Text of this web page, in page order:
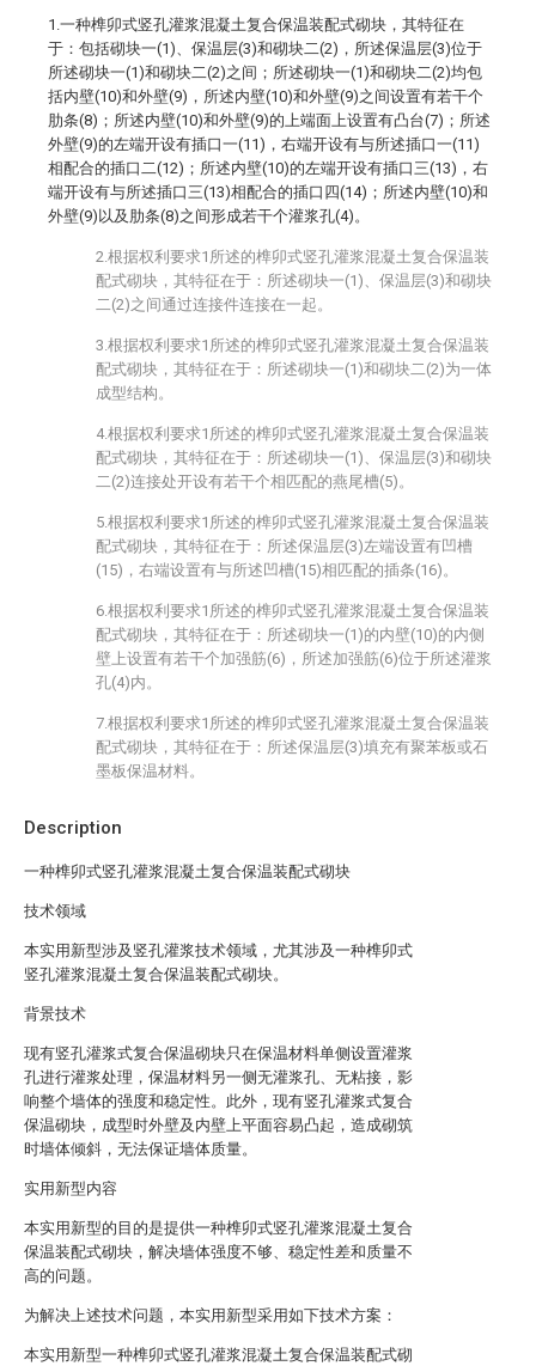
Description
一种榫卯式竖孔灌浆混凝土复合保温装配式砌块
技术领域
本实用新型涉及竖孔灌浆技术领域，尤其涉及一种榫卯式
竖孔灌浆混凝土复合保温装配式砌块。
背景技术
现有竖孔灌浆式复合保温砌块只在保温材料单侧设置灌浆
孔进行灌浆处理，保温材料另一侧无灌浆孔、无粘接，影
响整个墙体的强度和稳定性。此外，现有竖孔灌浆式复合
保温砌块，成型时外壁及内壁上平面容易凸起，造成砌筑
时墙体倾斜，无法保证墙体质量。
实用新型内容
本实用新型的目的是提供一种榫卯式竖孔灌浆混凝土复合
保温装配式砌块，解决墙体强度不够、稳定性差和质量不
高的问题。
为解决上述技术问题，本实用新型采用如下技术方案：
本实用新型一种榫卯式竖孔灌浆混凝土复合保温装配式砌
1.一种榫卯式竖孔灌浆混凝土复合保温装配式砌块，其特征在
于：包括砌块一(1)、保温层(3)和砌块二(2)，所述保温层(3)位于
所述砌块一(1)和砌块二(2)之间；所述砌块一(1)和砌块二(2)均包
括内壁(10)和外壁(9)，所述内壁(10)和外壁(9)之间设置有若干个
肋条(8)；所述内壁(10)和外壁(9)的上端面上设置有凸台(7)；所述
外壁(9)的左端开设有插口一(11)，右端开设有与所述插口一(11)
相配合的插口二(12)；所述内壁(10)的左端开设有插口三(13)，右
端开设有与所述插口三(13)相配合的插口四(14)；所述内壁(10)和
外壁(9)以及肋条(8)之间形成若干个灌浆孔(4)。
2.根据权利要求1所述的榫卯式竖孔灌浆混凝土复合保温装
配式砌块，其特征在于：所述砌块一(1)、保温层(3)和砌块
二(2)之间通过连接件连接在一起。
3.根据权利要求1所述的榫卯式竖孔灌浆混凝土复合保温装
配式砌块，其特征在于：所述砌块一(1)和砌块二(2)为一体
成型结构。
4.根据权利要求1所述的榫卯式竖孔灌浆混凝土复合保温装
配式砌块，其特征在于：所述砌块一(1)、保温层(3)和砌块
二(2)连接处开设有若干个相匹配的燕尾槽(5)。
5.根据权利要求1所述的榫卯式竖孔灌浆混凝土复合保温装
配式砌块，其特征在于：所述保温层(3)左端设置有凹槽
(15)，右端设置有与所述凹槽(15)相匹配的插条(16)。
6.根据权利要求1所述的榫卯式竖孔灌浆混凝土复合保温装
配式砌块，其特征在于：所述砌块一(1)的内壁(10)的内侧
壁上设置有若干个加强筋(6)，所述加强筋(6)位于所述灌浆
孔(4)内。
7.根据权利要求1所述的榫卯式竖孔灌浆混凝土复合保温装
配式砌块，其特征在于：所述保温层(3)填充有聚苯板或石
墨板保温材料。